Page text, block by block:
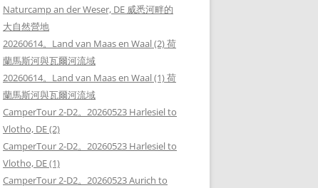
Naturcamp an der Weser, DE 威悉河畔的
大自然營地
20260614。Land van Maas en Waal (2) 荷
蘭馬斯河與瓦爾河流域
20260614。Land van Maas en Waal (1) 荷
蘭馬斯河與瓦爾河流域
CamperTour 2-D2。20260523 Harlesiel to
Vlotho, DE (2)
CamperTour 2-D2。20260523 Harlesiel to
Vlotho, DE (1)
CamperTour 2-D2。20260523 Aurich to